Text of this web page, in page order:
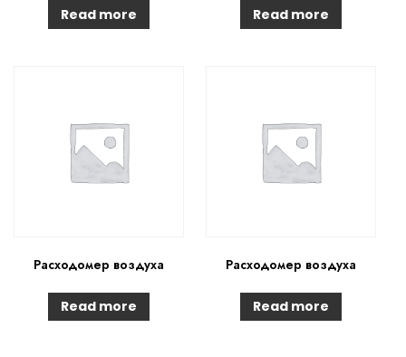
Read more Read more
Расходомер воздуха
Read more
Расходомер воздуха
Read more